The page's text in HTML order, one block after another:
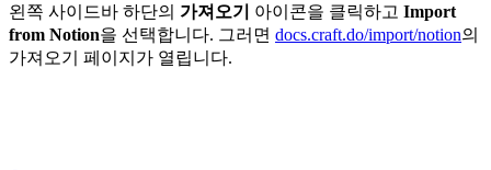
왼쪽 사이드바 하단의 가져오기 아이콘을 클릭하고 Import
from Notion을 선택합니다. 그러면 docs.craft.do/import/notion의
가져오기 페이지가 열립니다.